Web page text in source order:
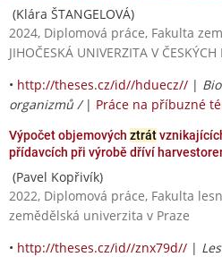
(Klára ŠTANGELOVÁ)
2024, Diplomová práce, Fakulta
JIHOČESKÁ UNIVERZITA V ČESKÝCH
• http://theses.cz/id//hduecz// |
organizmů / | Práce na příbuzné
Výpočet objemových ztrát
přídavcích při výrobě dříví
(Pavel Kopřivík)
2022, Diplomová práce, Fakulta
zemědělská univerzita v Praze
• http://theses.cz/id//znx79d// |